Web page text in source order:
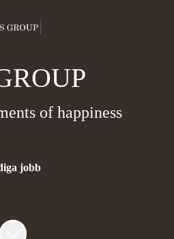
of happiness
jobb
Skrolla för mer innehåll